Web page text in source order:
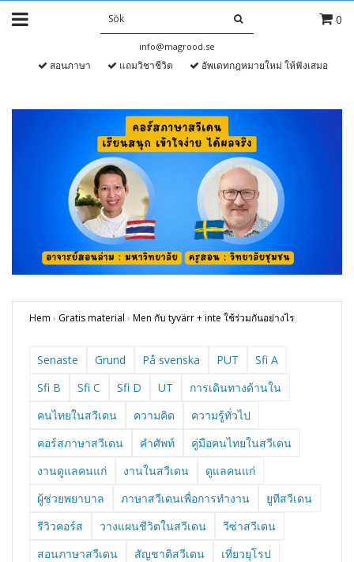
0
info@magrood.se
สอนภาษา แถมวิชาชีวิต อัพเดทกฎหมายใหม่ ให้ฟังเสมอ
Hem › Gratis material › Men กับ tyvärr + inte ใช้ร่วมกันอย่างไร
Senaste Grund På svenska PUT
Sfi A
Sfi B
Sfi C Sfi D UT
การเดินทางด้านใน
คนไทยในสวีเดน
ความคิด
ความรู้ทั่วไป
คอร์สภาษาสวีเดน
คำศัพท์
คู่มือคนไทยในสวีเดน
งานดูแลคนแก่
งานในสวีเดน
ดูแลคนแก่
ผู้ช่วยพยาบาล
ภาษาสวีเดนเพื่อการทำงาน
ยูทีสวีเดน
รีวิวคอร์ส
วางแผนชีวิตในสวีเดน
วีซ่าสวีเดน
สอนภาษาสวีเดน
สัญชาติสวีเดน
เที่ยวยุโรป